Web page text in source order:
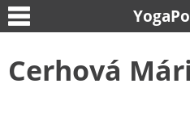
Cerhová